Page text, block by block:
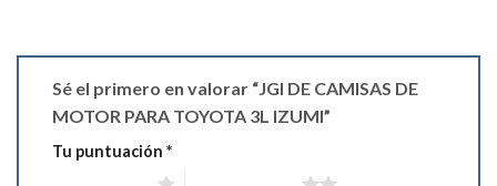
Sé el primero en valorar “JGI DE CAMISAS DE
MOTOR PARA TOYOTA 3L IZUMI”
Tu puntuación *